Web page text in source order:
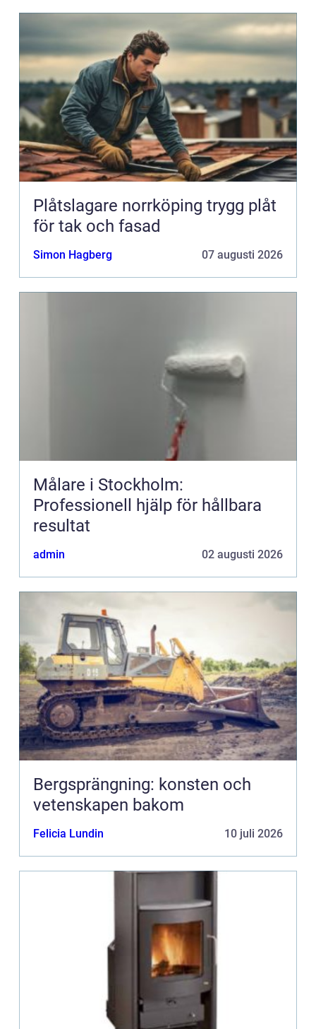
Plåtslagare norrköping trygg plåt
för tak och fasad
Simon Hagberg 07 augusti 2026
Målare i Stockholm:
Professionell hjälp för hållbara
resultat
admin 02 augusti 2026
Bergsprängning: konsten och
vetenskapen bakom
Felicia Lundin 10 juli 2026